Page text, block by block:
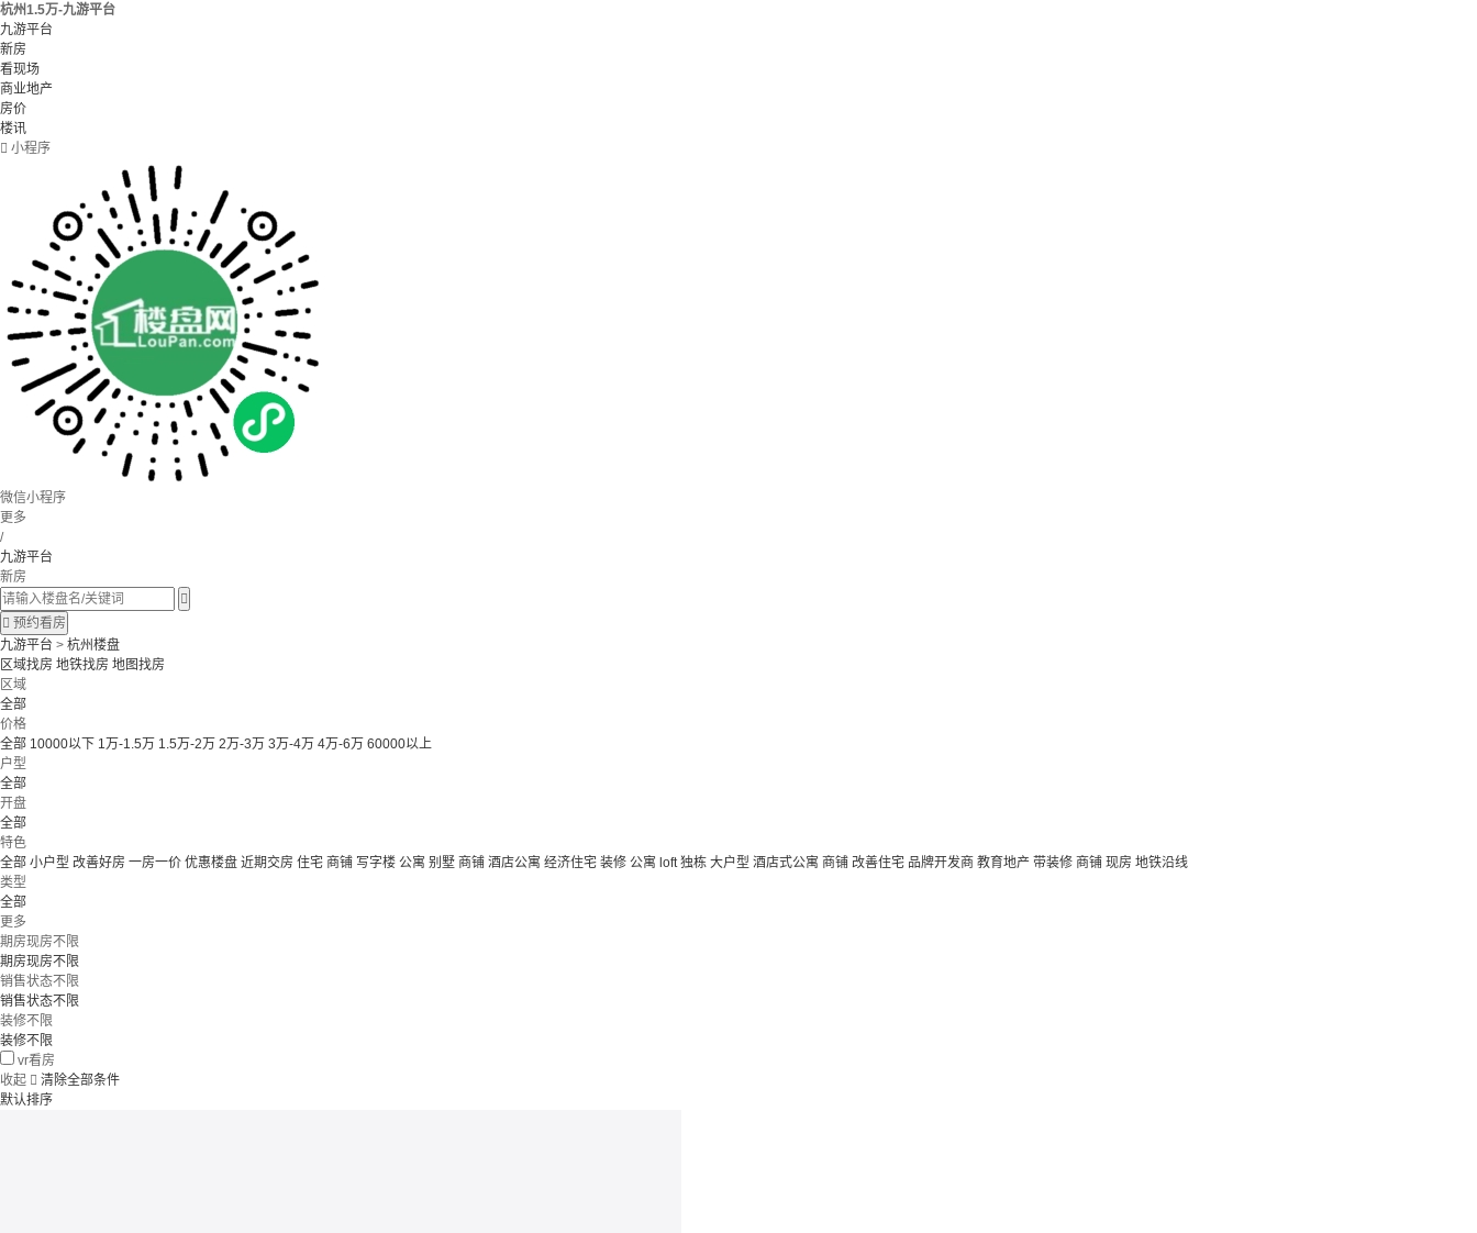
杭州1.5万-九游平台
九游平台
新房
看现场
商业地产
房价
楼讯
 小程序
微信小程序
更多
/
九游平台
新房

 预约看房
九游平台 > 杭州楼盘
区域找房 地铁找房 地图找房
区域
全部
价格
全部 10000以下 1万-1.5万 1.5万-2万 2万-3万 3万-4万 4万-6万 60000以上
户型
全部
开盘
全部
特色
全部 小户型 改善好房 一房一价 优惠楼盘 近期交房 住宅 商铺 写字楼 公寓 别墅 商铺 酒店公寓 经济住宅 装修 公寓 loft独栋 大户型 酒店式公寓 商铺 改善住宅 品牌开发商 教育地产 带装修 商铺 现房 地铁沿线
类型
全部
更多
期房现房不限
期房现房不限
销售状态不限
销售状态不限
装修不限
装修不限
vr看房
收起  清除全部条件
默认排序